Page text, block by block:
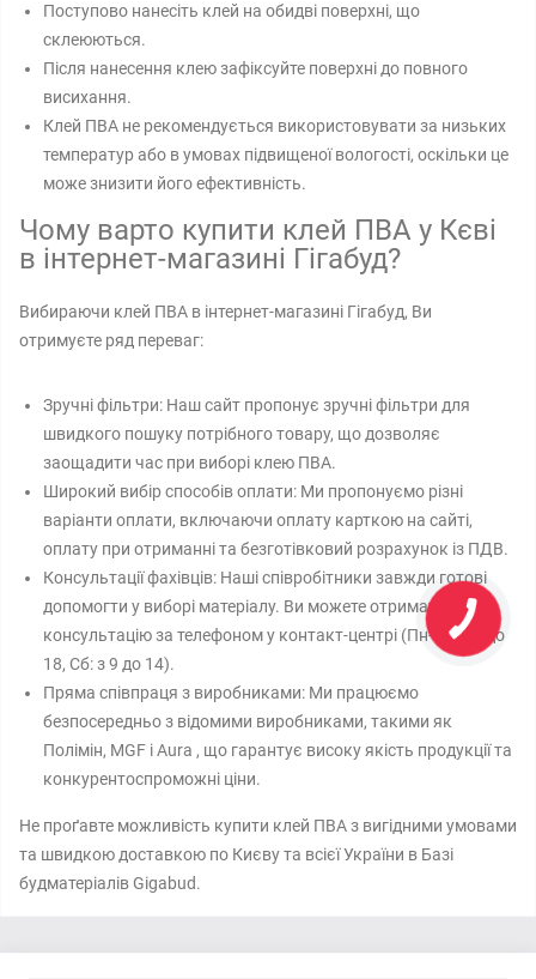
Поступово нанесіть клей на обидві поверхні, що
склеюються.
Після нанесення клею зафіксуйте поверхні до повного
висихання.
Клей ПВА не рекомендується використовувати за низьких
температур або в умовах підвищеної вологості, оскільки це
може знизити його ефективність.
Чому варто купити клей ПВА у Кєві
в інтернет-магазині Гігабуд?
Вибираючи клей ПВА в інтернет-магазині Гігабуд, Ви
отримуєте ряд переваг:
Зручні фільтри: Наш сайт пропонує зручні фільтри для
швидкого пошуку потрібного товару, що дозволяє
заощадити час при виборі клею ПВА.
Широкий вибір способів оплати: Ми пропонуємо різні
варіанти оплати, включаючи оплату карткою на сайті,
оплату при отриманні та безготівковий розрахунок із ПДВ.
Консультації фахівців: Наші співробітники завжди готові
допомогти у виборі матеріалу. Ви можете отримати
консультацію за телефоном у контакт-центрі (Пн-Пт: з 8 до
18, Сб: з 9 до 14).
Пряма співпраця з виробниками: Ми працюємо
безпосередньо з відомими виробниками, такими як
Полімін, MGF і Aura , що гарантує високу якість продукції та
конкурентоспроможні ціни.
Не проґавте можливість купити клей ПВА з вигідними умовами
та швидкою доставкою по Києву та всієї України в Базі
будматеріалів Gigabud.